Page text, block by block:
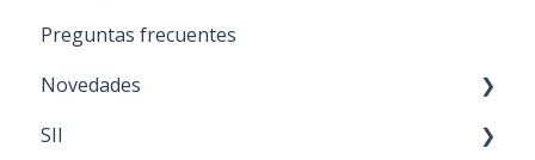
Paris
Mercado libre
General
APP móvil
Preguntas frecuentes
Novedades
SII